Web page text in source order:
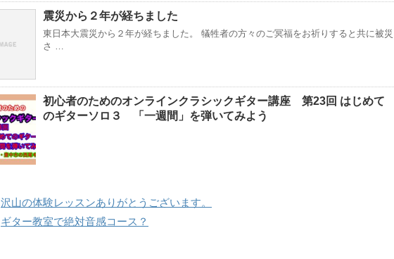
震災から２年が経ちました
東日本大震災から２年が経ちました。 犠牲者の方々のご冥福をお祈りすると共に被災
さ …
初心者のためのオンラインクラシックギター講座 第23回 はじめて
のギターソロ３ 「一週間」を弾いてみよう
沢山の体験レッスンありがとうございます。
ギター教室で絶対音感コース？